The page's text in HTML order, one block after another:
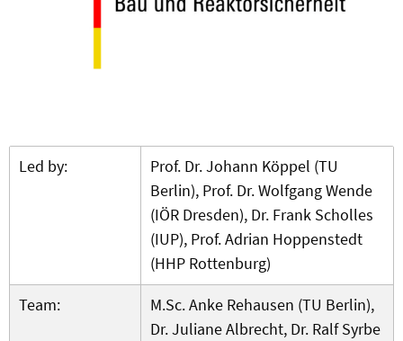
Led by:
Prof. Dr. Johann Köppel (TU
Berlin), Prof. Dr. Wolfgang Wende
(IÖR Dresden), Dr. Frank Scholles
(IUP), Prof. Adrian Hoppenstedt
(HHP Rottenburg)
Team:
M.Sc. Anke Rehausen (TU Berlin),
Dr. Juliane Albrecht, Dr. Ralf Syrbe